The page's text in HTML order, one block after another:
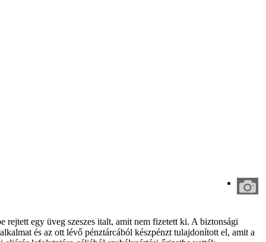
rejtett egy üveg szeszes italt, amit nem fizetett ki. A biztonsági
és az ott lévő pénztárcából készpénzt tulajdonított el, amit a